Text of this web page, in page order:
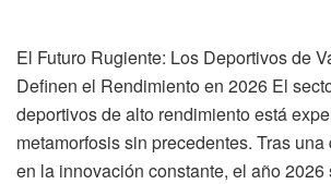
El Futuro Rugiente: Los Deportivos de
Definen el Rendimiento en 2026 El
deportivos de alto rendimiento está
metamorfosis sin precedentes. Tras
en la innovación constante, el año 2026